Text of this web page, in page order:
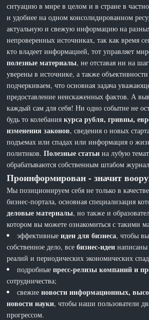
ситуацию в мире в целом и в стране в
и удобнее на одном консолидированном
актуальную и свежую информацию на
непроверенных источниках, так как время
кто владеет информацией, тот управляет
полезные материалы, не отставая ни на
уверены в источнике, а также
подчеркиваем, что основная задача
предоставление неискаженных фактов. А
каждый сам для себя! Ни одно событие не
будь то колебаниякурса рубля, гривны,
изменения законов, сведения о новых
подъемах или спадах или информация о
политиков.Полезные статьи на лубую
обрабатываются собственным штабом
Проинформирован - значит
Мы позиционируем себя не только в
бизнес-портала, основная специализация
деловые материалы, но также и
котором вы можете ознакомиться с такими
эффективныеидеи для бизнеса, чтобы
собственное дело, всебизнес-идеи
реалий и периодических экономических
подробныепресс-релизы компаний и
сотрудничества;
свежиеновости информационных,
новости науки, чтобы наши пользователи
прогрессом.